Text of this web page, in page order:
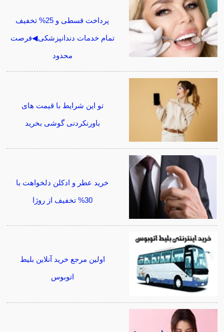
پرداخت قسطی و 25% تخفیف
تمام خدمات دندانپزشکی◀فرصت
محدود
تو این شرایط با قیمت های
باورنکردنی گوشی بخرید
خرید عطر و ادکلن دلخواهت با
30% تخفیف از روژا
اولین مرجع خرید آنلاین بلیط
اتوبوس